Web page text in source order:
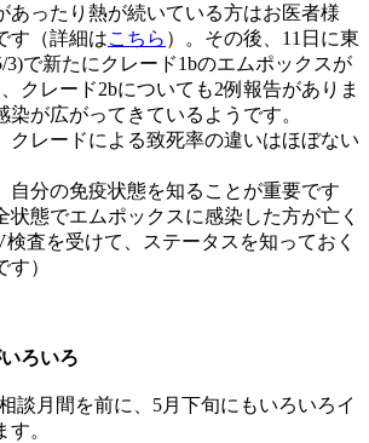
あったり熱が続いている方はお医者様
す（詳細はこちら ）。その後、11日に東
3)で新たにクレード1bのエムポックスが
クレード2bについても2例報告がありま
染が広がってきているようです。
クレードによる致死率の違いはほぼない
自分の免疫状態を知ることが重要です
状態でエムポックスに感染した方が亡く
査を受けて、ステータスを知っておく
）
ろいろ
談月間を前に、5月下旬にもいろいろイ
。